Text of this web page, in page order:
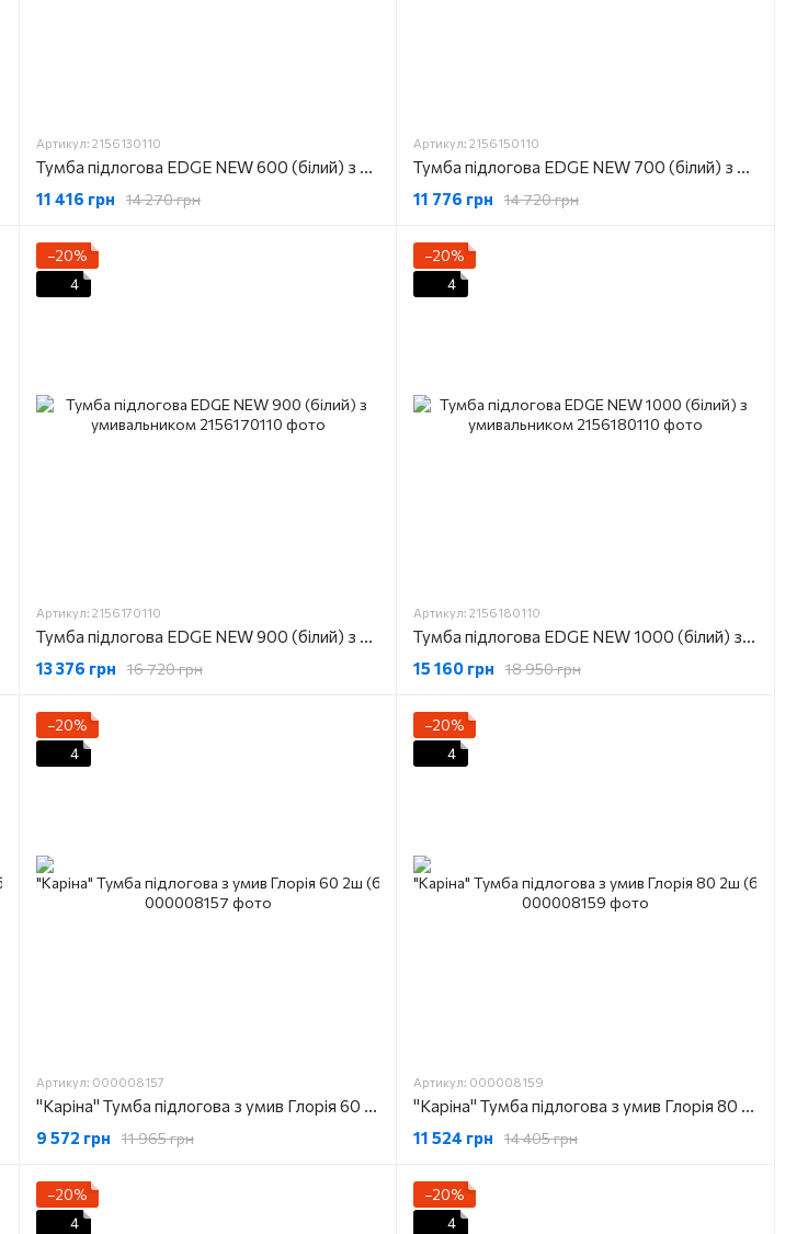
Артикул: 2156130110
Тумба підлогова EDGE NEW 600 (білий) з умивальником
14 270 грн
11 416 грн
Артикул: 2156150110
Тумба підлогова EDGE NEW 700 (білий) з умивальником
14 720 грн
11 776 грн
−20%
4
Артикул: 2156170110
Тумба підлогова EDGE NEW 900 (білий) з умивальником
16 720 грн
13 376 грн
−20%
4
Артикул: 2156180110
Тумба підлогова EDGE NEW 1000 (білий) з умивальником
18 950 грн
15 160 грн
−20%
4
Артикул: 000008157
"Каріна" Тумба підлогова з умив Глорія 60 2ш (біла)
11 965 грн
9 572 грн
−20%
4
Артикул: 000008159
"Каріна" Тумба підлогова з умив Глорія 80 2ш (біла)
14 405 грн
11 524 грн
−20%
4
−20%
4